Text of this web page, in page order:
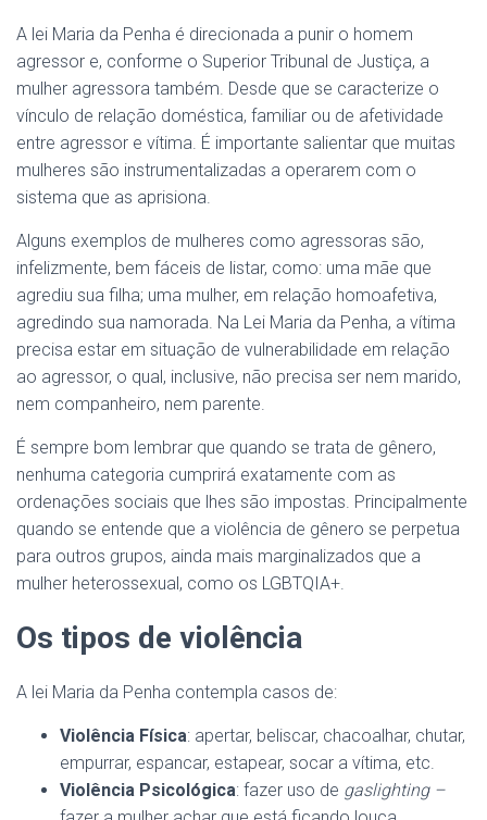
A lei Maria da Penha é direcionada a punir o homem
agressor e, conforme o Superior Tribunal de Justiça, a
mulher agressora também. Desde que se caracterize o
vínculo de relação doméstica, familiar ou de afetividade
entre agressor e vítima. É importante salientar que muitas
mulheres são instrumentalizadas a operarem com o
sistema que as aprisiona.
Alguns exemplos de mulheres como agressoras são,
infelizmente, bem fáceis de listar, como: uma mãe que
agrediu sua filha; uma mulher, em relação homoafetiva,
agredindo sua namorada. Na Lei Maria da Penha, a vítima
precisa estar em situação de vulnerabilidade em relação
ao agressor, o qual, inclusive, não precisa ser nem marido,
nem companheiro, nem parente.
É sempre bom lembrar que quando se trata de gênero,
nenhuma categoria cumprirá exatamente com as
ordenações sociais que lhes são impostas. Principalmente
quando se entende que a violência de gênero se perpetua
para outros grupos, ainda mais marginalizados que a
mulher heterossexual, como os LGBTQIA+.
Os tipos de violência
A lei Maria da Penha contempla casos de:
Violência Física: apertar, beliscar, chacoalhar, chutar,
empurrar, espancar, estapear, socar a vítima, etc.
Violência Psicológica: fazer uso de gaslighting –